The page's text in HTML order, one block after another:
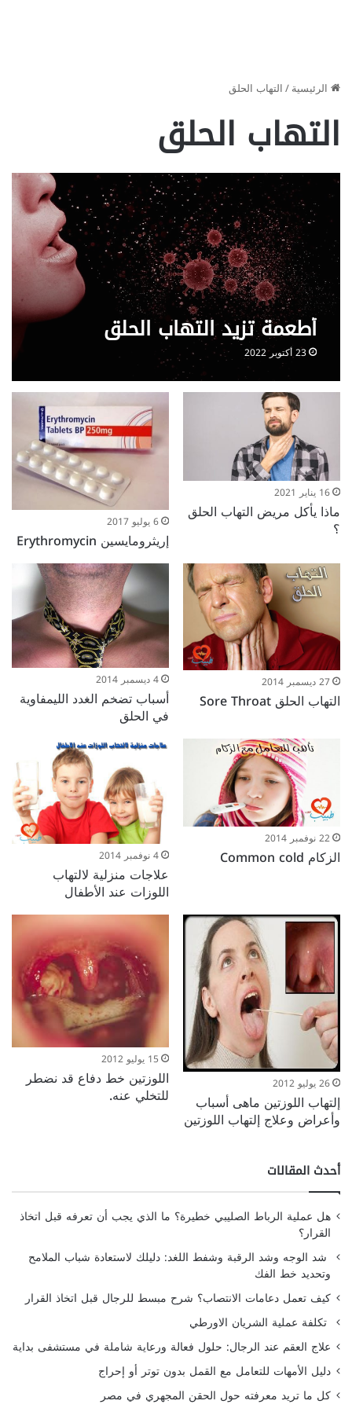
الرئيسية/التهاب الحلق
التهاب الحلق
أطعمة تزيد التهاب الحلق
23 أكتوبر 2022
16 يناير 2021
ماذا يأكل مريض التهاب الحلق
؟ 6 يوليو 2017
إريثرومايسين Erythromycin
27 ديسمبر 2014
التهاب الحلق Sore Throat
4 ديسمبر 2014
أسباب تضخم الغدد الليمفاوية
في الحلق‬‎
22 نوفمبر 2014
الزكام Common cold 4 نوفمبر 2014
علاجات منزلية لالتهاب
اللوزات عند الأطفال
26 يوليو 2012
إلتهاب اللوزتين ماهى أسباب
وأعراض وعلاج إلتهاب اللوزتين
15 يوليو 2012
اللوزتين خط دفاع قد نضطر
للتخلي عنه.
أحدث المقالات
هل عملية الرباط الصليبي خطيرة؟ ما الذي يجب أن تعرفه قبل اتخاذ
القرار؟
شد الوجه وشد الرقبة وشفط اللغد: دليلك لاستعادة شباب الملامح
وتحديد خط الفك
كيف تعمل دعامات الانتصاب؟ شرح مبسط للرجال قبل اتخاذ القرار
تكلفة عملية الشريان الاورطي
علاج العقم عند الرجال: حلول فعالة ورعاية شاملة في مستشفى بداية
دليل الأمهات للتعامل مع القمل بدون توتر أو إحراج
كل ما تريد معرفته حول الحقن المجهري في مصر